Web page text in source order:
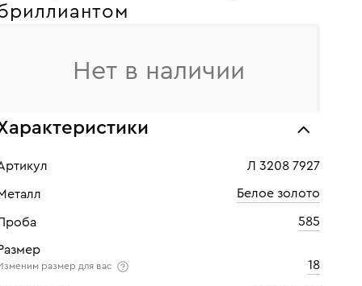
Нет в наличии
Л 3208 7927
Белое золото
585
размер для вас 18